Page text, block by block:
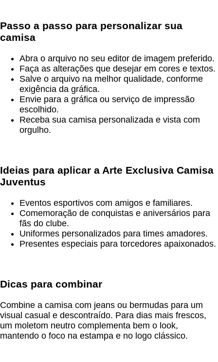
Passo a passo para personalizar sua
camisa
Abra o arquivo no seu editor de imagem preferido.
Faça as alterações que desejar em cores e textos.
Salve o arquivo na melhor qualidade, conforme
exigência da gráfica.
Envie para a gráfica ou serviço de impressão
escolhido.
Receba sua camisa personalizada e vista com
orgulho.
Ideias para aplicar a Arte Exclusiva Camisa
Juventus
Eventos esportivos com amigos e familiares.
Comemoração de conquistas e aniversários para
fãs do clube.
Uniformes personalizados para times amadores.
Presentes especiais para torcedores apaixonados.
Dicas para combinar
Combine a camisa com jeans ou bermudas para um
visual casual e descontraído. Para dias mais frescos,
um moletom neutro complementa bem o look,
mantendo o foco na estampa e no logo clássico.